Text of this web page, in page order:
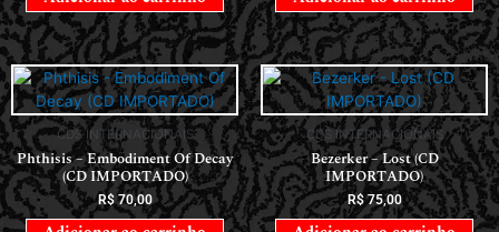
CDS INTERNACIONAIS
Phthisis – Embodiment Of Decay
(CD IMPORTADO)
R$70,00
CDS INTERNACIONAIS
Bezerker – Lost (CD
IMPORTADO)
R$75,00